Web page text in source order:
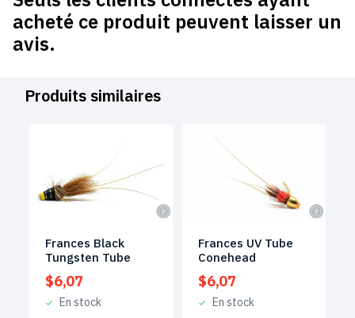
acheté ce produit peuvent laisser un
avis.
Produits similaires
Frances Black
Tungsten Tube
$6,07
En stock
Frances UV Tube
Conehead
$6,07
En stock